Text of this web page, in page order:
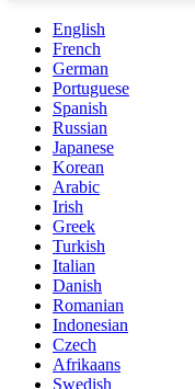
English
French
German
Portuguese
Spanish
Russian
Japanese
Korean
Arabic
Irish
Greek
Turkish
Italian
Danish
Romanian
Indonesian
Czech
Afrikaans
Swedish